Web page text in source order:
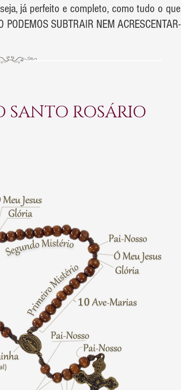
já perfeito e completo, como tudo o que
SUBTRAIR NEM ACRESCENTAR-
SANTO ROSÁRIO